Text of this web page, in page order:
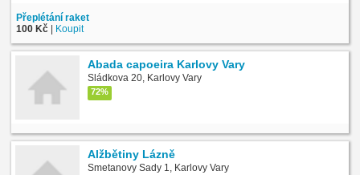
Přeplétání raket
100 Kč | Koupit
Abada capoeira Karlovy Vary
Sládkova 20, Karlovy Vary
72%
Alžbětiny Lázně
Smetanovy Sady 1, Karlovy Vary